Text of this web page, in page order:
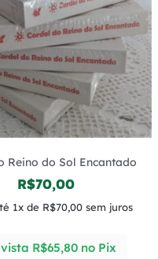
Reino do Sol Encantado
R$70,00
1x de R$70,00sem juros
R$65,80 no Pix